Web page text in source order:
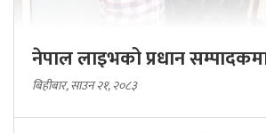
नेपाल लाइभको प्रधान
बिहीबार, साउन २१, २०८३